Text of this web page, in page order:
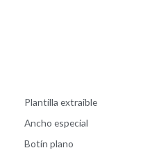
Plantilla extraible
Ancho especial
Botín plano